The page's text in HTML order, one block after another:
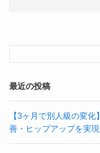
最近の投稿
【3ヶ月で別人級の変
善・ヒップアップを実